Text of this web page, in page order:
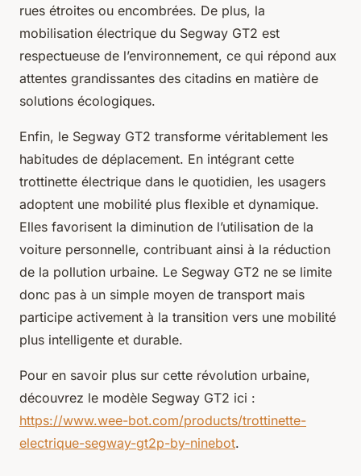
rues étroites ou encombrées. De plus, la
mobilisation électrique du Segway GT2 est
respectueuse de l’environnement, ce qui répond aux
attentes grandissantes des citadins en matière de
solutions écologiques.
Enfin, le Segway GT2 transforme véritablement les
habitudes de déplacement. En intégrant cette
trottinette électrique dans le quotidien, les usagers
adoptent une mobilité plus flexible et dynamique.
Elles favorisent la diminution de l’utilisation de la
voiture personnelle, contribuant ainsi à la réduction
de la pollution urbaine. Le Segway GT2 ne se limite
donc pas à un simple moyen de transport mais
participe activement à la transition vers une mobilité
plus intelligente et durable.
Pour en savoir plus sur cette révolution urbaine,
découvrez le modèle Segway GT2 ici :
https://www.wee-bot.com/products/trottinette-
electrique-segway-gt2p-by-ninebot.